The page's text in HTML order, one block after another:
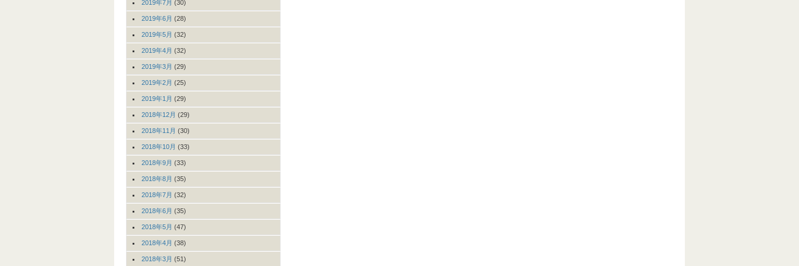
2019年7月 (30)
2019年6月 (28)
2019年5月 (32)
2019年4月 (32)
2019年3月 (29)
2019年2月 (25)
2019年1月 (29)
2018年12月 (29)
2018年11月 (30)
2018年10月 (33)
2018年9月 (33)
2018年8月 (35)
2018年7月 (32)
2018年6月 (35)
2018年5月 (47)
2018年4月 (38)
2018年3月 (51)